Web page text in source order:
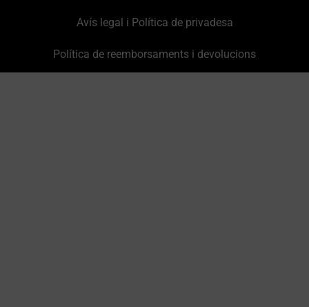
Avís legal i Política de privadesa
Política de reemborsaments i devolucions